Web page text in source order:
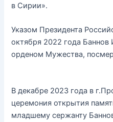
в Сирии».
Указом Президента
октября 2022 года Баннов
орденом Мужества,
В декабре 2023 года в
церемония открытия
младшему сержанту